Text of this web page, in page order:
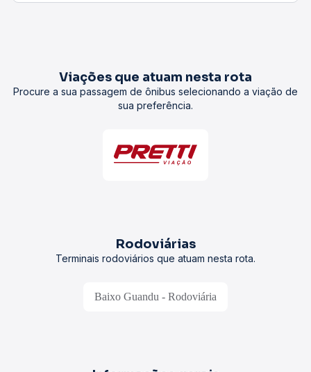
Viações que atuam nesta rota
Procure a sua passagem de ônibus selecionando a viação de
sua preferência.
Rodoviárias
Terminais rodoviários que atuam nesta rota.
Baixo Guandu - Rodoviária